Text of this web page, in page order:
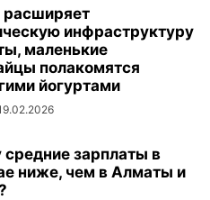
расширяет
инфраструктуру
маленькие
полакомятся
йогуртами
зарплаты в
ниже, чем в Алматы и